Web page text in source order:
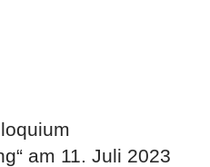
am 11. Juli 2023